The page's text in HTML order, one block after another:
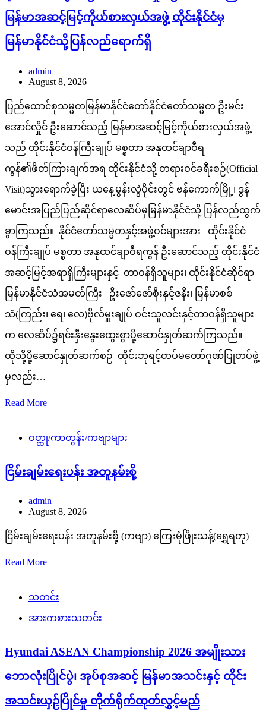
မြန်မာအဆင့်မြင့်ကိုယ်စားလှယ်အဖွဲ့ ထိုင်းနိုင်ငံမှ
မြန်မာနိုင်ငံသို့ပြန်လည်ရောက်ရှိ
admin
August 8, 2026
ပြည်ထောင်စုသမ္မတမြန်မာနိုင်ငံတော်နိုင်ငံတော်သမ္မတ ဦးမင်း
အောင်လှိုင် ဦးဆောင်သည့် မြန်မာအဆင့်မြင့်ကိုယ်စားလှယ်အဖွဲ့
သည် ထိုင်းနိုင်ငံဝန်ကြီးချုပ် မစ္စတာ အနုထင်ချာဝီရ
ကွန်၏ဖိတ်ကြားချက်အရ ထိုင်းနိုင်ငံသို့ တရားဝင်ခရီးစဉ်(Official
Visit)သွားရောက်ခဲ့ပြီး ယနေ့မွန်းလွဲပိုင်းတွင် ဗန်ကောက်မြို့၊ ဒွန်
မောင်းအပြည်ပြည်ဆိုင်ရာလေဆိပ်မှမြန်မာနိုင်ငံသို့ ပြန်လည်ထွက်
ခွာကြသည်။ နိုင်ငံတော်သမ္မတနှင့်အဖွဲ့ဝင်များအား ထိုင်းနိုင်ငံ
ဝန်ကြီးချုပ် မစ္စတာ အနုထင်ချာဝီရကွန် ဦးဆောင်သည့် ထိုင်းနိုင်ငံ
အဆင့်မြင့်အရာရှိကြီးများနှင့် တာဝန်ရှိသူများ၊ ထိုင်းနိုင်ငံဆိုင်ရာ
မြန်မာနိုင်ငံသံအမတ်ကြီး ဦးဇော်ဇော်စိုးနှင့်ဇနီး၊ မြန်မာစစ်
သံ(ကြည်း၊ ရေ၊ လေ)ဗိုလ်မှူးချုပ် ဝင်းသူလင်းနှင့်တာဝန်ရှိသူများ
က လေဆိပ်၌ရင်းနှီးနွေးထွေးစွာပို့ဆောင်နှုတ်ဆက်ကြသည်။
ထိုသို့ပို့ဆောင်နှုတ်ဆက်စဉ် ထိုင်းဘုရင့်တပ်မတော်ဂုဏ်ပြုတပ်ဖွဲ့
မှလည်း…
Read More
ဝတ္ထု/ကာတွန်း/ကဗျာများ
ငြိမ်းချမ်းရေးပန်း အတူနမ်းစို့
admin
August 8, 2026
ငြိမ်းချမ်းရေးပန်း အတူနမ်းစို့ (ကဗျာ) ကြေးမုံဖြိုးသန့်(ရွှေရတု)
Read More
သတင်း
အားကစားသတင်း
Hyundai ASEAN Championship 2026 အမျိုးသား
ဘောလုံးပြိုင်ပွဲ၊ အုပ်စုအဆင့် မြန်မာအသင်းနှင့် ထိုင်း
အသင်းယှဉ်ပြိုင်မှု တိုက်ရိုက်ထုတ်လွှင့်မည်